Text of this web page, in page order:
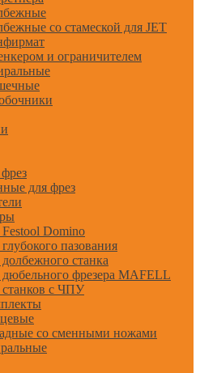
со стамеской для JET
и ограничителем
для фрез
Domino
пазования
станка
фрезера MAFELL
с ЧПУ
со сменными ножами